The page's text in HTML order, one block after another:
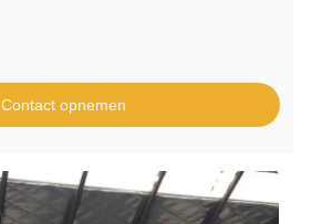
Contact opnemen